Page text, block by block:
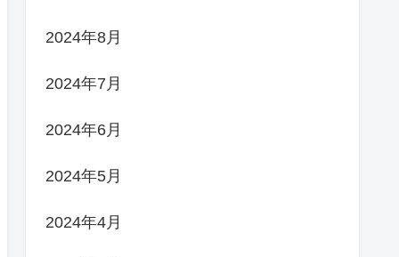
2024年8月
2024年7月
2024年6月
2024年5月
2024年4月